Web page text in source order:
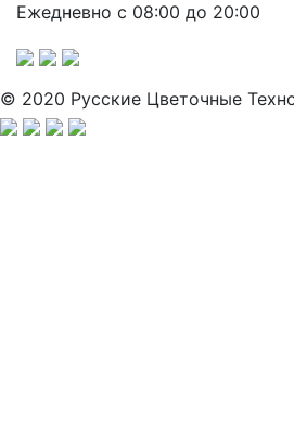
Ежедневно с 08:00 до 20:00
© 2020 Русские Цветочные